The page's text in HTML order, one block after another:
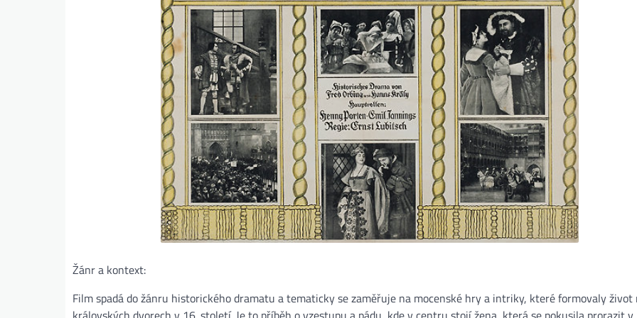
Žánr a kontext:
Film spadá do žánru historického dramatu a tematicky se zaměřuje na mocenské hry a intriky, které formovaly život